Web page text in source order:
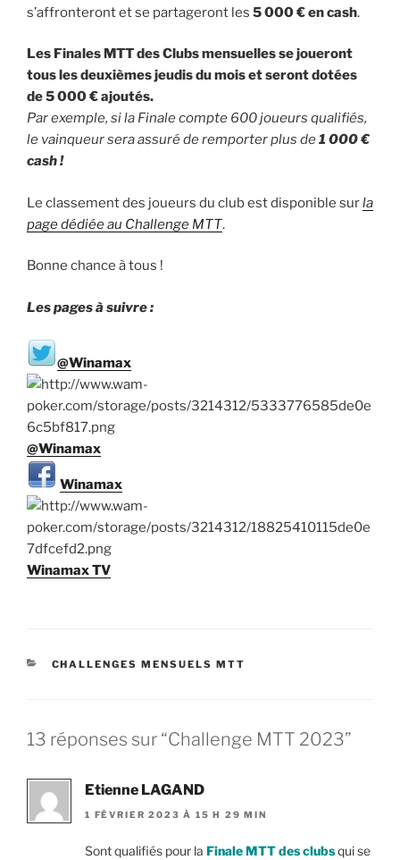
s’affronteront et se partageront les 5 000 € en cash.
Les Finales MTT des Clubs mensuelles se joueront
tous les deuxièmes jeudis du mois et seront dotées
de 5 000 € ajoutés.
Par exemple, si la Finale compte 600 joueurs qualifiés,
le vainqueur sera assuré de remporter plus de1 000 €
cash !
Le classement des joueurs du club est disponible surla
page dédiée au Challenge MTT.
Bonne chance à tous !
Les pages à suivre :
@Winamax
@Winamax
Winamax
Winamax TV
CATÉGORIES
CHALLENGES MENSUELS MTT
13 réponses sur “Challenge MTT 2023”
Etienne LAGAND
1 FÉVRIER 2023 À 15 H 29 MIN
Sont qualifiés pour la Finale MTT des clubsqui se